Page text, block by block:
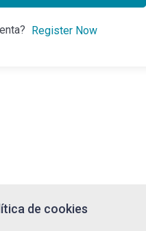
Register Now
de cookies